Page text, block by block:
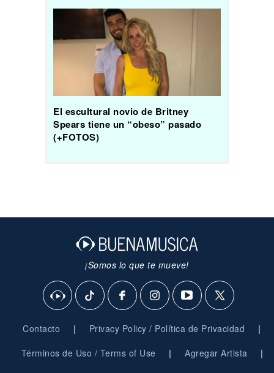
El escultural novio de Britney
Spears tiene un “obeso” pasado
(+FOTOS)
¡Somos lo que te mueve!
Contacto | Privacy Policy / Política de Privacidad |
Términos de Uso / Terms of Use | Agregar Artista |